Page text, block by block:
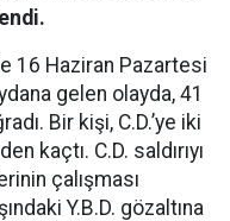
16 Haziran Pazartesi
gelen olayda, 41
Bir kişi, C.D.’ye iki
kaçtı. C.D. saldırıyı
çalışması
Y.B.D. gözaltına